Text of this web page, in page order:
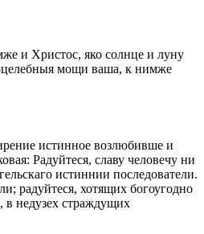
и Христос, яко солнце и луну
мощи ваша, к нимже
истинное возлюбивше и
Радуйтеся, славу человечу ни
истиннии последователи.
радуйтеся, хотящих богоугодно
в недузех страждущих